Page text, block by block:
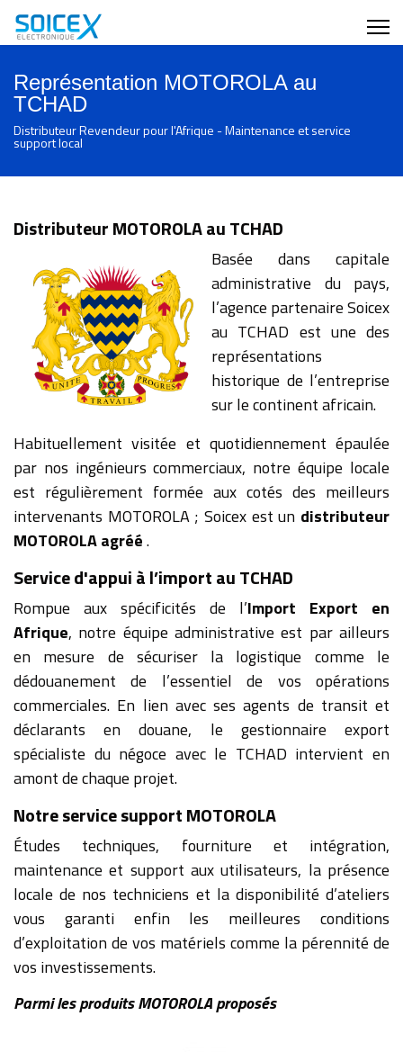
Représentation MOTOROLA au
TCHAD
Distributeur Revendeur pour l'Afrique - Maintenance et service
support local
Distributeur MOTOROLA au TCHAD
Basée dans capitale
administrative du pays,
l’agence partenaire Soicex
au TCHAD est une des
représentations
historique de l’entreprise
sur le continent africain.
Habituellement visitée et quotidiennement épaulée
par nos ingénieurs commerciaux, notre équipe locale
est régulièrement formée aux cotés des meilleurs
intervenants MOTOROLA ; Soicex est un distributeur
MOTOROLA agréé.
Service d'appui à l’import au TCHAD
Rompue aux spécificités de l’Import Export en
Afrique, notre équipe administrative est par ailleurs
en mesure de sécuriser la logistique comme le
dédouanement de l’essentiel de vos opérations
commerciales. En lien avec ses agents de transit et
déclarants en douane, le gestionnaire export
spécialiste du négoce avec le TCHAD intervient en
amont de chaque projet.
Notre service support MOTOROLA
Études techniques, fourniture et intégration,
maintenance et support aux utilisateurs, la présence
locale de nos techniciens et la disponibilité d’ateliers
vous garanti enfin les meilleures conditions
d’exploitation de vos matériels comme la pérennité de
vos investissements.
Parmi les produits MOTOROLA proposés